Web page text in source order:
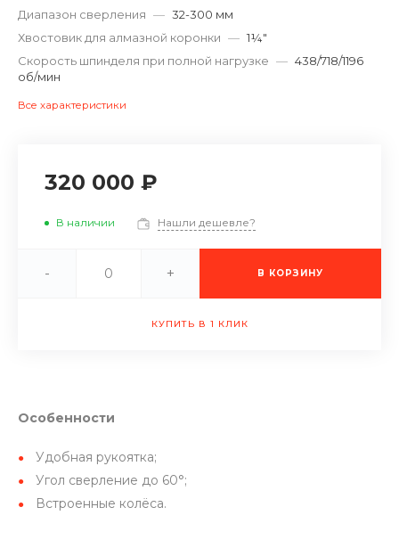
Диапазон сверления — 32-300 мм
Хвостовик для алмазной коронки — 1¼″
Скорость шпинделя при полной нагрузке — 438/718/1196
об/мин
Все характеристики
320 000 ₽
В наличии Нашли дешевле?
- + В КОРЗИНУ
КУПИТЬ В 1 КЛИК
Особенности
Удобная рукоятка;
Угол сверление до 60°;
Встроенные колёса.